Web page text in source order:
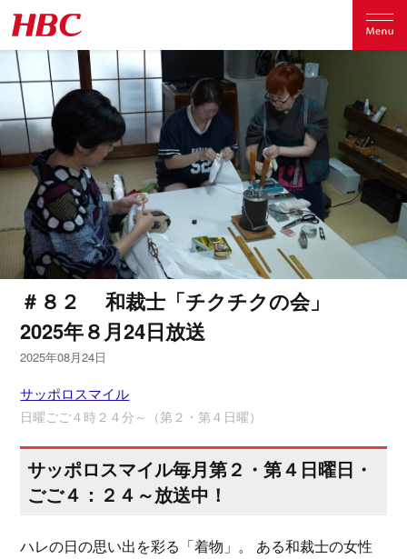
＃８２ 和裁士「チクチクの会」
2025年８月24日放送
2025年08月24日
サッポロスマイル
日曜ごご４時２４分～（第２・第４日曜）
サッポロスマイル毎月第２・第４日曜日・
ごご４：２４～放送中！
ハレの日の思い出を彩る「着物」。 ある和裁士の女性